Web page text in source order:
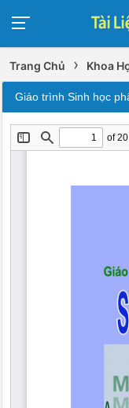
Trang Chủ › Khoa
Giáo trình Sinh học